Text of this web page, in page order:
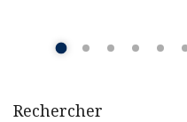
Rechercher